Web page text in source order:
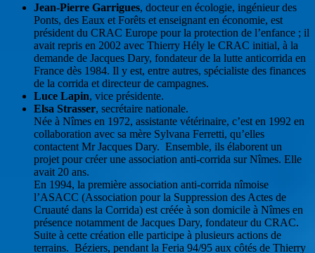
Jean-Pierre Garrigues, docteur en écologie, ingénieur des
Ponts, des Eaux et Forêts et enseignant en économie, est
président du CRAC Europe pour la protection de l’enfance ; il
avait repris en 2002 avec Thierry Hély le CRAC initial, à la
demande de Jacques Dary, fondateur de la lutte anticorrida en
France dès 1984. Il y est, entre autres, spécialiste des finances
de la corrida et directeur de campagnes.
Luce Lapin, vice présidente.
Elsa Strasser, secrétaire nationale.
Née à Nîmes en 1972, assistante vétérinaire, c’est en 1992 en
collaboration avec sa mère Sylvana Ferretti, qu’elles
contactent Mr Jacques Dary. Ensemble, ils élaborent un
projet pour créer une association anti-corrida sur Nîmes. Elle
avait 20 ans.
En 1994, la première association anti-corrida nîmoise
l’ASACC (Association pour la Suppression des Actes de
Cruauté dans la Corrida) est créée à son domicile à Nîmes en
présence notamment de Jacques Dary, fondateur du CRAC.
Suite à cette création elle participe à plusieurs actions de
terrains. Béziers, pendant la Feria 94/95 aux côtés de Thierry